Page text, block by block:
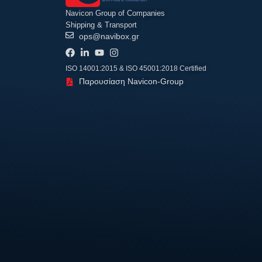
Navicon Group of Companies
Shipping & Transport
ops@navibox.gr
ISO 14001:2015 & ISO 45001:2018 Certified
Παρουσίαση Navicon-Group